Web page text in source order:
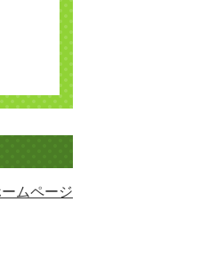
ムページ